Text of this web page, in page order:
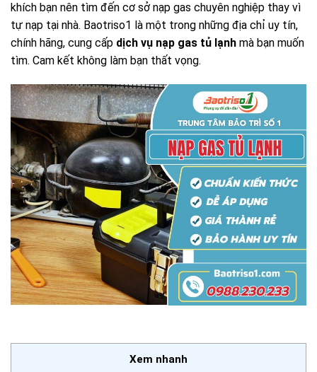
khích bạn nên tìm đến cơ sở nạp gas chuyên nghiệp thay vì
tự nạp tại nhà. Baotriso1 là một trong những địa chỉ uy tín,
chính hãng, cung cấp dịch vụ nạp gas tủ lạnh mà bạn muốn
tìm. Cam kết không làm bạn thất vọng.
Xem nhanh